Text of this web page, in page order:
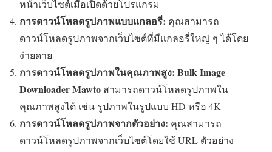
หน้าเว็บไซต์เมื่อเปิดด้วยโปรแกรม
การดาวน์โหลดรูปภาพแบบแกลอรี่: คุณสามารถ
ดาวน์โหลดรูปภาพจากเว็บไซต์ที่มีแกลอรี่ใหญ่ ๆ ได้โดย
ง่ายดาย
การดาวน์โหลดรูปภาพในคุณภาพสูง: Bulk Image
Downloader Mawto สามารถดาวน์โหลดรูปภาพใน
คุณภาพสูงได้ เช่น รูปภาพในรูปแบบ HD หรือ 4K
การดาวน์โหลดรูปภาพจากตัวอย่าง: คุณสามารถ
ดาวน์โหลดรูปภาพจากเว็บไซต์โดยใช้ URL ตัวอย่าง